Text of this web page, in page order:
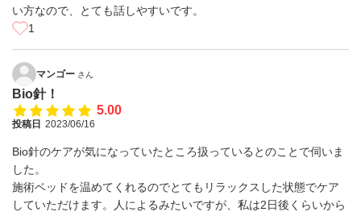
い方なので、とても話しやすいです。
1
マンゴー さん
Bio針！
5.00
投稿日 2023/06/16
Bio針のケアが気になっていたところ扱っているとのことで伺いま
した。
施術ベッドを温めてくれるのでとてもリラックスした状態でケア
していただけます。人によるみたいですが、私は2日後くらいから